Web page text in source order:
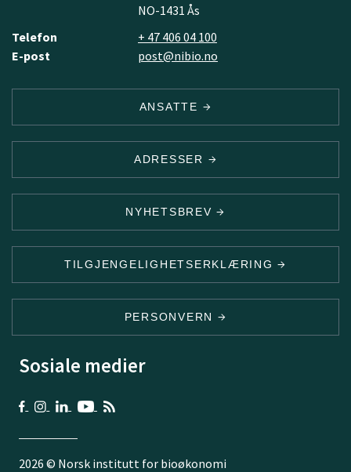
NO-1431 Ås
Telefon
+ 47 406 04 100
E-post
post@nibio.no
ANSATTE
ADRESSER
NYHETSBREV
TILGJENGELIGHETSERKLÆRING
PERSONVERN
Sosiale medier
2026 © Norsk institutt for bioøkonomi